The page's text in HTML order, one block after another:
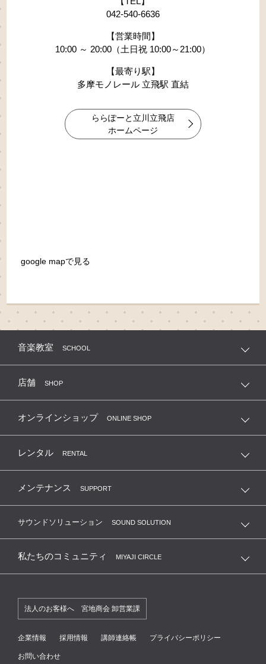
042-540-6636
【営業時間】
10:00 ～ 20:00（土日祝 10:00～21:00）
【最寄り駅】
多摩モノレール 立飛駅 直結
ららぽーと立川立飛店
ホームページ
google mapで見る
音楽教室 SCHOOL
店舗 SHOP
オンラインショップ ONLINE SHOP
レンタル RENTAL
メンテナンス SUPPORT
サウンドソリューション SOUND SOLUTION
私たちのコミュニティ MIYAJI CIRCLE
法人のお客様へ 宮地商会 卸営業課
企業情報 採用情報 講師連絡帳 プライバシーポリシー
お問い合わせ